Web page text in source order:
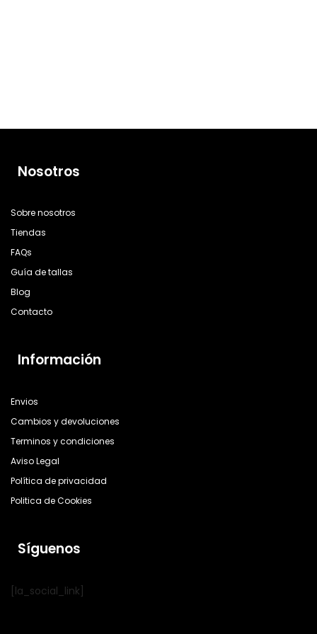
Nosotros
Sobre nosotros
Tiendas
FAQs
Guía de tallas
Blog
Contacto
Información
Envios
Cambios y devoluciones
Terminos y condiciones
Aviso Legal
Política de privacidad
Politica de Cookies
Síguenos
[la_social_link]